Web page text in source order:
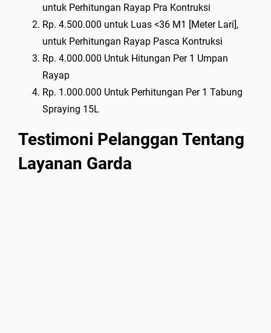
untuk Perhitungan Rayap Pra Kontruksi
Rp. 4.500.000 untuk Luas <36 M1 [Meter Lari],
untuk Perhitungan Rayap Pasca Kontruksi
Rp. 4.000.000 Untuk Hitungan Per 1 Umpan
Rayap
Rp. 1.000.000 Untuk Perhitungan Per 1 Tabung
Spraying 15L
Testimoni Pelanggan Tentang
Layanan Garda